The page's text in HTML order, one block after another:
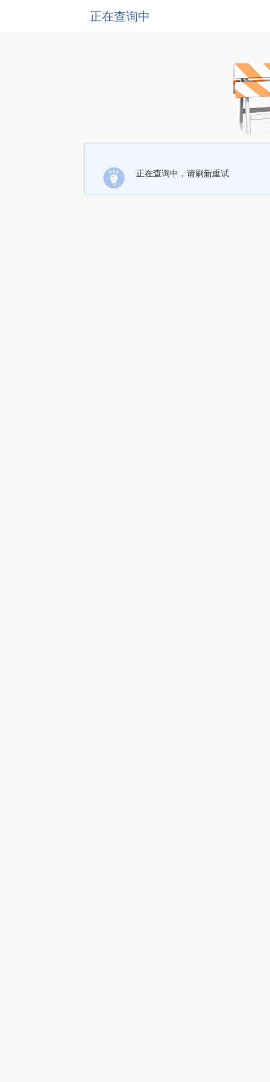
正在查询中
正在查询中，请刷新重试